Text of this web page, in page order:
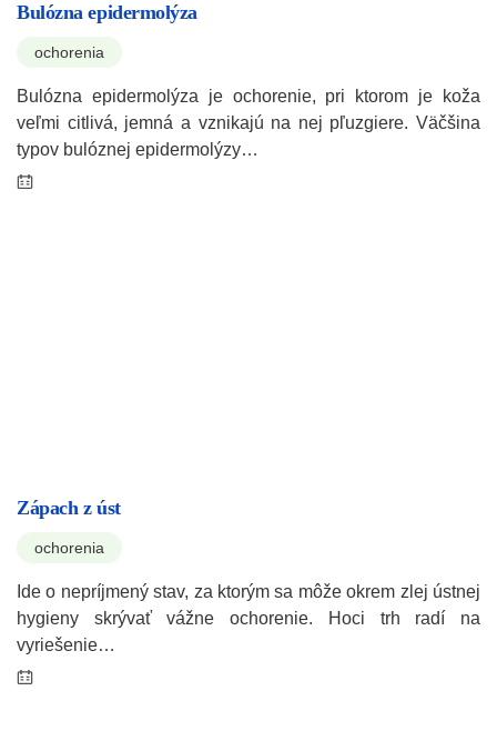
Bulózna epidermolýza
ochorenia
Bulózna epidermolýza je ochorenie, pri ktorom je koža
veľmi citlivá, jemná a vznikajú na nej pľuzgiere. Väčšina
typov bulóznej epidermolýzy…
Zápach z úst
ochorenia
Ide o nepríjmený stav, za ktorým sa môže okrem zlej ústnej
hygieny skrývať vážne ochorenie. Hoci trh radí na
vyriešenie…